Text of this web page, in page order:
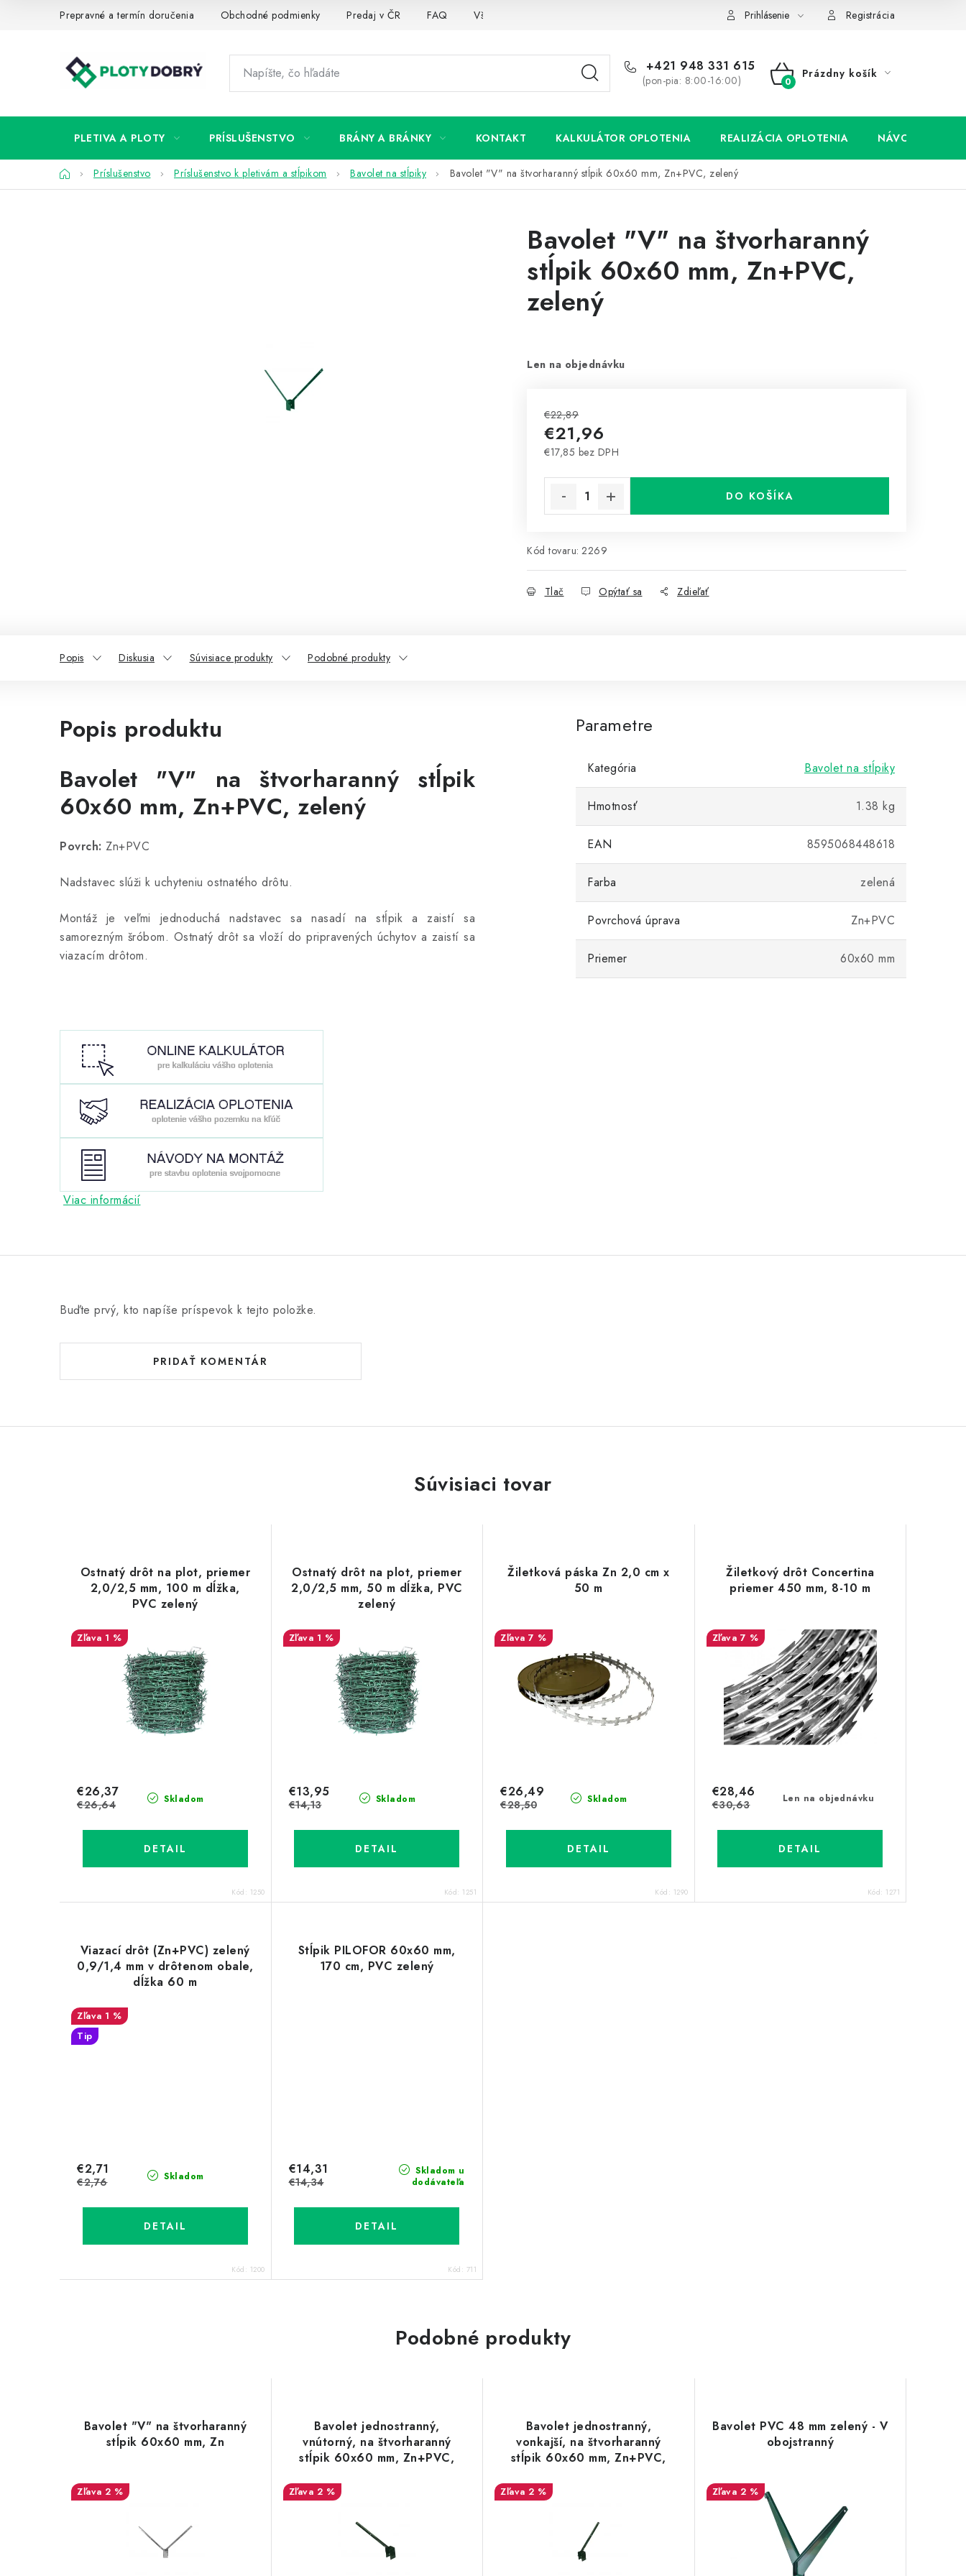
Prepravné a termín doručenia Obchodné podmienky Predaj v ČR FAQ Všetko o súboroch cookies Prihlásenie Registrácia
+421 948 331 615
(pon-pia: 8:00-16:00)
NÁKUPNÝ
Prázdny košík
PLETIVA A PLOTY PRÍSLUŠENSTVO BRÁNY A BRÁNKY KONTAKT KALKULÁTOR OPLOTENIA REALIZÁCIA OPLOTENIA NÁVODY
DomovPríslušenstvo Príslušenstvo k pletivám a stĺpikom Bavolet na stĺpiky Bavolet "V" na štvorharanný stĺpik 60x60 mm, Zn+PVC, zelený
Bavolet "V" na štvorharanný
stĺpik 60x60 mm, Zn+PVC,
zelený
Len na objednávku
€22,89
€21,96
€17,85 bez DPH
DO KOŠÍKA
Kód tovaru: 2269
Tlač Opýtať sa Zdieľať
Popis Diskusia Súvisiace produkty Podobné produkty
Popis produktu
Bavolet "V" na štvorharanný stĺpik
60x60 mm, Zn+PVC, zelený
Povrch: Zn+PVC
Nadstavec slúži k uchyteniu ostnatého drôtu.
Montáž je veľmi jednoduchá nadstavec sa nasadí na stĺpik a zaistí sa
samorezným šróbom. Ostnatý drôt sa vloží do pripravených úchytov a zaistí sa
viazacím drôtom.
Parametre
Kategória Bavolet na stĺpiky
Hmotnosť 1.38 kg
EAN 8595068448618
Farba zelená
Povrchová úprava Zn+PVC
Priemer 60x60 mm
Viac informácií
Buďte prvý, kto napíše príspevok k tejto položke.
PRIDAŤ KOMENTÁR
Súvisiaci tovar
Ostnatý drôt na plot, priemer
2,0/2,5 mm, 100 m dĺžka,
PVC zelený
1 %
Skladom
€26,37
€26,64
DETAIL
Kód: 1250
Ostnatý drôt na plot, priemer
2,0/2,5 mm, 50 m dĺžka, PVC
zelený
1 %
Skladom
€13,95
€14,13
DETAIL
Kód: 1251
Žiletková páska Zn 2,0 cm x
50 m
7 %
Skladom
€26,49
€28,50
DETAIL
Kód: 1290
Žiletkový drôt Concertina
priemer 450 mm, 8-10 m
7 %
Len na objednávku
€28,46
€30,63
DETAIL
Kód: 1271
Viazací drôt (Zn+PVC) zelený
0,9/1,4 mm v drôtenom obale,
dĺžka 60 m
1 %
Tip
Skladom
€2,71
€2,76
DETAIL
Kód: 1200
Stĺpik PILOFOR 60x60 mm,
170 cm, PVC zelený
Skladom u
dodávateľa
€14,31
€14,34
DETAIL
Kód: 711
Podobné produkty
Bavolet "V" na štvorharanný
stĺpik 60x60 mm, Zn
2 %
Bavolet jednostranný,
vnútorný, na štvorharanný
stĺpik 60x60 mm, Zn+PVC,
2 %
Bavolet jednostranný,
vonkajší, na štvorharanný
stĺpik 60x60 mm, Zn+PVC,
2 %
Bavolet PVC 48 mm zelený - V
obojstranný
2 %